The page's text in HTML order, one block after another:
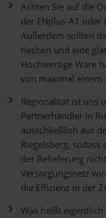
Achten Sie auf die
der ENplus-A1 oder
Außerdem sollten
riechen und eine
Hochwertige Ware
von maximal einem
Regionalität ist uns
Partnerhändler in
ausschließlich aus
Riegelsberg,
der Belieferung
Versorgungsnetz
die Effizienz in der
Was heißt eigentlich